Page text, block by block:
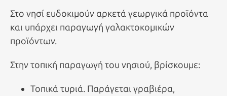
Στο νησί ευδοκιμούν αρκετά γεωργικά προϊόντα
και υπάρχει παραγωγή γαλακτοκομικών
προϊόντων.
Στην τοπική παραγωγή του νησιού, βρίσκουμε:
Τοπικά τυριά. Παράγεται γραβιέρα,